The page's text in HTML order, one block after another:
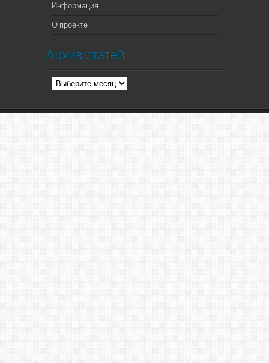
Информация
О проекте
Архив статей
Архив
статей